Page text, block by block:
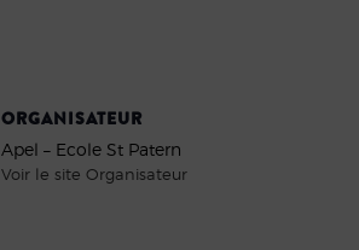
ORGANISATEUR
Apel – Ecole St Patern
Voir le site Organisateur